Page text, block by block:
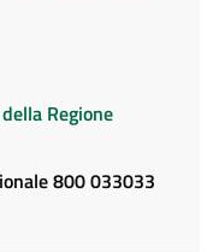
Regione
800 033033